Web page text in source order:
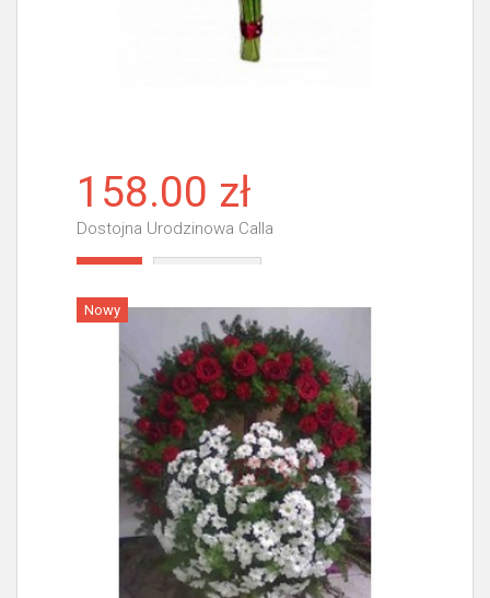
158.00 zł
Dostojna Urodzinowa Calla
Nowy